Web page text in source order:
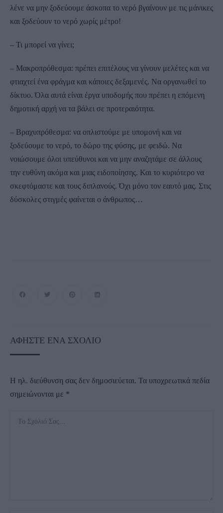
λένε να μην ξοδεύουμε άσκοπα το νερό βγαίνουν με τις μάνικες
και ξοδεύουν το νερό χωρίς μέτρο!
– Τι μπορεί να γίνει;
– Μακροπρόθεσμα: πρέπει επιτέλους να γίνουν μελέτες και να
φτιαχτεί ένα φράγμα και κάποιες δεξαμενές. Να οργανωθεί το
δίκτυο. Όλα αυτά είναι έργα υποδομής που πρέπει η επόμενη
δημοτική αρχή να τα βάλει σε προτεραιότητα.
– Βραχυπρόθεσμα: να οπλιστούμε με υπομονή και να
ξοδεύουμε το νερό, το δώρο της φύσης, με φειδώ. Να
νοιώσουμε όλοι υπεύθυνοι και να μην αναζητάμε σε άλλους
την ευθύνη ακόμα και μιας ειδοποίησης. Και το κυριότερο να
σκεφτόμαστε και τους διπλανούς. Όχι μόνο τον εαυτό μας. Στις
δύσκολες στιγμές φαίνεται ο άνθρωπος…
ΑΦΉΣΤΕ ΈΝΑ ΣΧΌΛΙΟ
Η ηλ. διεύθυνση σας δεν δημοσιεύεται. Τα υποχρεωτικά πεδία
σημειώνονται με *